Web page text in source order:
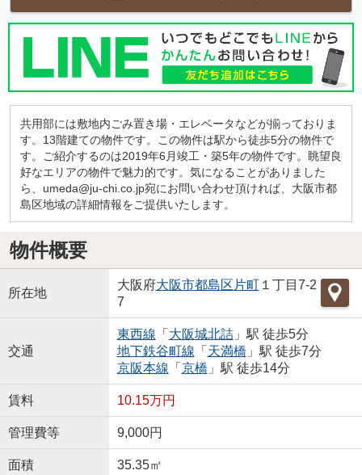
共用部には敷地内ごみ置き場・エレベータなどが揃っておりま
す。13階建ての物件です。この物件は駅から徒歩5分の物件で
す。ご紹介するのは2019年6月竣工・築5年の物件です。眺望良
好なエリアの物件で魅力的です。気になることがありました
ら、umeda@ju-chi.co.jp宛にお問い合わせ頂ければ、大阪市都
島区地域の詳細情報をご提供いたします。
物件概要
所在地
大阪府大阪市都島区 片町１丁目7-2
7
交通
東西線 「 大阪城北詰」駅 徒歩5分
地下鉄谷町線 「 天満橋 」駅 徒歩7分
京阪本線 「 京橋 」駅 徒歩14分
賃料 10.15万円
管理費等 9,000円
面積 35.35㎡